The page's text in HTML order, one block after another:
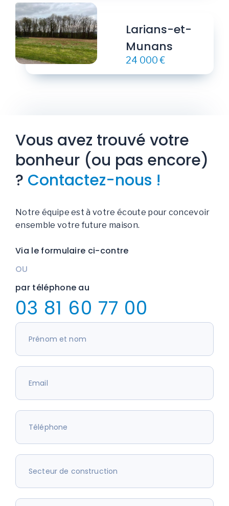
Larians-et-
Munans
24 000 €
Vous avez trouvé votre
bonheur (ou pas encore)
? Contactez-nous !
Notre équipe est à votre écoute pour concevoir
ensemble votre future maison.
Via le formulaire ci-contre
OU
par téléphone au
03 81 60 77 00